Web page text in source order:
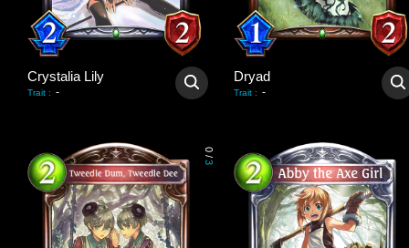
Crystalia Lily
Trait : -
Dryad
Trait : -
0
/
3